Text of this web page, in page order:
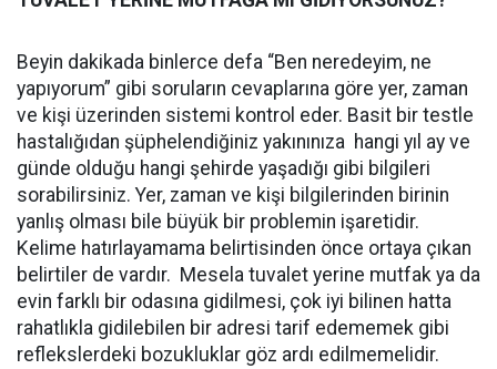
Beyin dakikada binlerce defa “Ben neredeyim, ne
yapıyorum” gibi soruların cevaplarına göre yer, zaman
ve kişi üzerinden sistemi kontrol eder. Basit bir testle
hastalığıdan şüphelendiğiniz yakınınıza hangi yıl ay ve
günde olduğu hangi şehirde yaşadığı gibi bilgileri
sorabilirsiniz. Yer, zaman ve kişi bilgilerinden birinin
yanlış olması bile büyük bir problemin işaretidir.
Kelime hatırlayamama belirtisinden önce ortaya çıkan
belirtiler de vardır. Mesela tuvalet yerine mutfak ya da
evin farklı bir odasına gidilmesi, çok iyi bilinen hatta
rahatlıkla gidilebilen bir adresi tarif edememek gibi
reflekslerdeki bozukluklar göz ardı edilmemelidir.